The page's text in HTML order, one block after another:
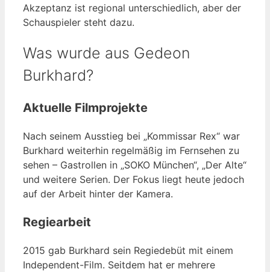
Akzeptanz ist regional unterschiedlich, aber der
Schauspieler steht dazu.
Was wurde aus Gedeon
Burkhard?
Aktuelle Filmprojekte
Nach seinem Ausstieg bei „Kommissar Rex“ war
Burkhard weiterhin regelmäßig im Fernsehen zu
sehen – Gastrollen in „SOKO München“, „Der Alte“
und weitere Serien. Der Fokus liegt heute jedoch
auf der Arbeit hinter der Kamera.
Regiearbeit
2015 gab Burkhard sein Regiedebüt mit einem
Independent-Film. Seitdem hat er mehrere